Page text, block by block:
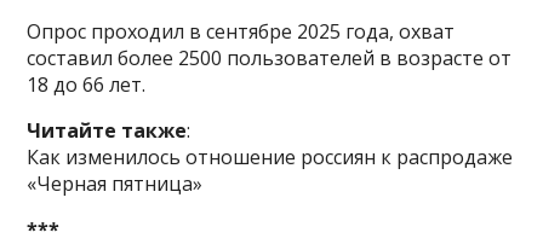
Опрос проходил в сентябре 2025 года, охват
составил более 2500 пользователей в возрасте от
18 до 66 лет.
Читайте также:
Как изменилось отношение россиян к распродаже
«Черная пятница»
***